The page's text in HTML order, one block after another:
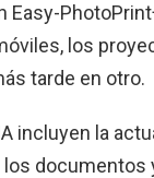
Easy-
los
tarde en otro.
incluyen la
documentos